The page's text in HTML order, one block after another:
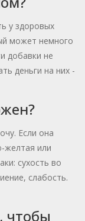
у здоровых
может немного
добавки не
деньги на них -
Если она
желтая или
сухость во
слабость.
чтобы